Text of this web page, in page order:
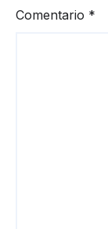
Comentario *